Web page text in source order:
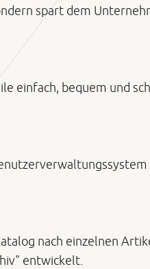
spart dem
einfach, bequem und
nach einzelnen
entwickelt.